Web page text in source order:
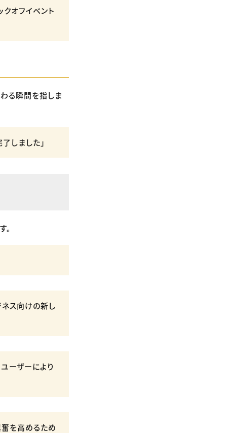
クオフイベント
る瞬間を指しま
しました」
。
ネス向けの新し
ーザーにより
を高めるため